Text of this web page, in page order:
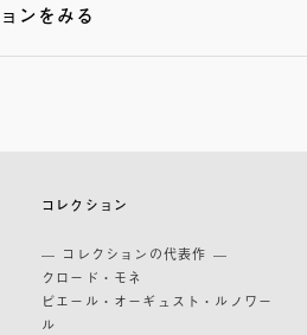
ンをみる
コレクション
— コレクションの代表作 —
クロード・モネ
ピエール・オーギュスト・ルノワー
ル